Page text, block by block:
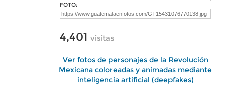
FOTO:
4,401 visitas
Ver fotos de personajes de la Revolución
Mexicana coloreadas y animadas mediante
inteligencia artificial (deepfakes)